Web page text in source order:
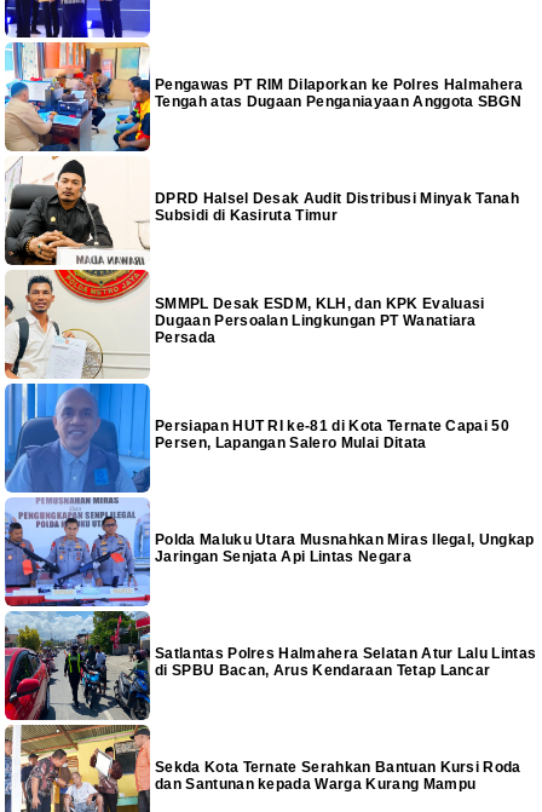
Pengawas PT RIM Dilaporkan ke Polres Halmahera
Tengah atas Dugaan Penganiayaan Anggota SBGN
DPRD Halsel Desak Audit Distribusi Minyak Tanah
Subsidi di Kasiruta Timur
SMMPL Desak ESDM, KLH, dan KPK Evaluasi
Dugaan Persoalan Lingkungan PT Wanatiara
Persada
Persiapan HUT RI ke-81 di Kota Ternate Capai 50
Persen, Lapangan Salero Mulai Ditata
Polda Maluku Utara Musnahkan Miras Ilegal, Ungkap
Jaringan Senjata Api Lintas Negara
Satlantas Polres Halmahera Selatan Atur Lalu Lintas
di SPBU Bacan, Arus Kendaraan Tetap Lancar
Sekda Kota Ternate Serahkan Bantuan Kursi Roda
dan Santunan kepada Warga Kurang Mampu